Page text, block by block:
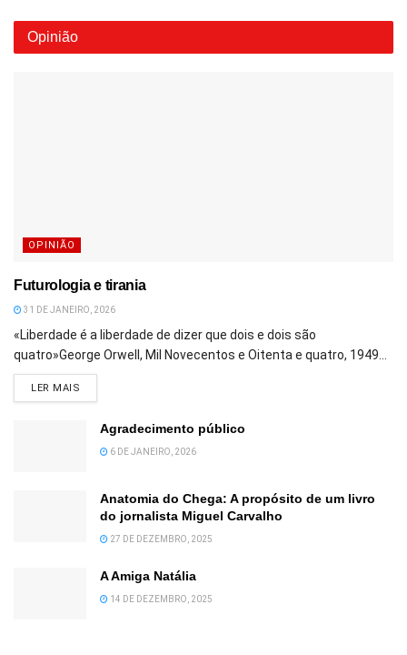
Opinião
OPINIÃO
Futurologia e tirania
31 DE JANEIRO, 2026
«Liberdade é a liberdade de dizer que dois e dois são
quatro»George Orwell, Mil Novecentos e Oitenta e quatro, 1949...
LER MAIS
Agradecimento público
6 DE JANEIRO, 2026
Anatomia do Chega: A propósito de um livro
do jornalista Miguel Carvalho
27 DE DEZEMBRO, 2025
A Amiga Natália
14 DE DEZEMBRO, 2025